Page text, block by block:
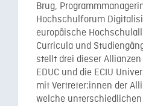
Brug,
Hochschulforum
europäische
Curricula und
stellt drei dieser Allianzen
EDUC und die ECIU
mit Vertreter:innen der
welche